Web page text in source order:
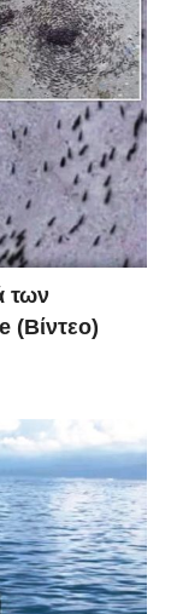
των
(Βίντεο)